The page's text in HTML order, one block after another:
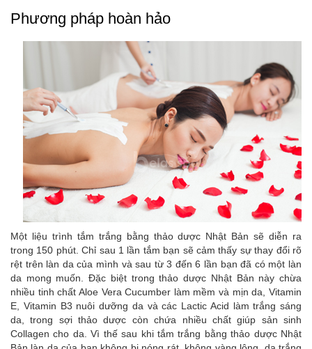
Phương pháp hoàn hảo
Một liệu trình tắm trắng bằng thảo dược Nhật Bản sẽ diễn ra
trong 150 phút. Chỉ sau 1 lần tắm bạn sẽ cảm thấy sự thay đổi rõ
rệt trên làn da của mình và sau từ 3 đến 6 lần bạn đã có một làn
da mong muốn. Đặc biệt trong thảo dược Nhật Bản này chừa
nhiều tinh chất Aloe Vera Cucumber làm mềm và mịn da, Vitamin
E, Vitamin B3 nuôi dưỡng da và các Lactic Acid làm trắng sáng
da, trong sợi thảo dược còn chứa nhiều chất giúp sản sinh
Collagen cho da. Vì thế sau khi tắm trắng bằng thảo dược Nhật